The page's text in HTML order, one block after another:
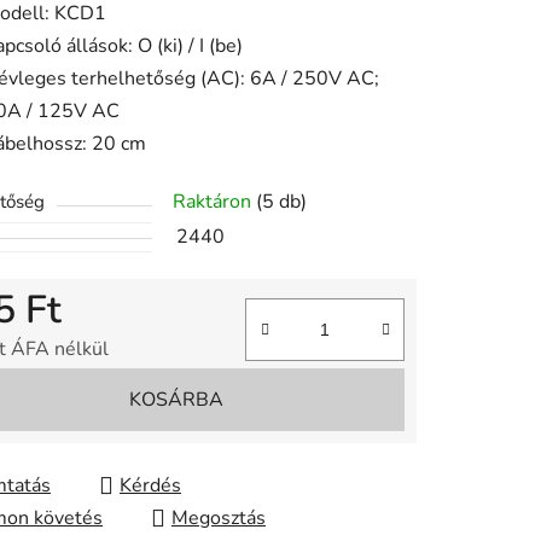
KCD1
állások: O (ki) / I (be)
terhelhetőség (AC): 6A / 250V AC;
/ 125V AC
20 cm
Raktáron (5 db)
2440
Ft
ÁFA nélkül
KOSÁRBA
Kérdés
követés
Megosztás